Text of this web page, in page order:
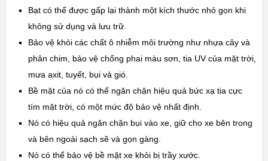
Bạt có thể được gấp lại thành một kích thước nhỏ gọn khi
không sử dụng và lưu trữ.
Bảo vệ khỏi các chất ô nhiễm môi trường như nhựa cây và
phân chim, bảo vệ chống phai màu sơn, tia UV của mặt trời,
mưa axit, tuyết, bụi và gió.
Bề mặt của nó có thể ngăn chặn hiệu quả bức xạ tia cực
tím mặt trời, có một mức độ bảo vệ nhất định.
Nó có hiệu quả ngăn chặn bụi vào xe, giữ cho xe bên trong
và bên ngoài sạch sẽ và gọn gàng.
Nó có thể bảo vệ bề mặt xe khỏi bị trầy xước.